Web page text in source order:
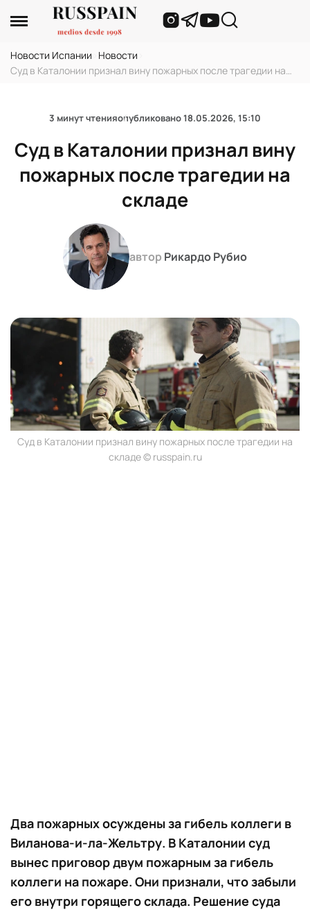
Новости Испании Новости
Суд в Каталонии признал вину пожарных после трагедии на
3 минут чтенияопубликовано18.05.2026, 15:10
Суд в Каталонии признал вину
пожарных после трагедии на
складе
автор Рикардо Рубио
Суд в Каталонии признал вину пожарных после трагедии на
складе © russpain.ru
Два пожарных осуждены за гибель коллеги в
Виланова-и-ла-Жельтру. В Каталонии суд
вынес приговор двум пожарным за гибель
коллеги на пожаре. Они признали, что забыли
его внутри горящего склада. Решение суда